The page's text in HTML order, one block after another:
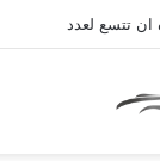
ان تتسع لعدد